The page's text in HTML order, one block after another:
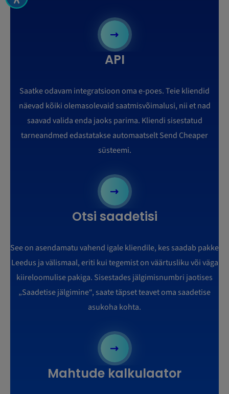
API
Saatke odavam integratsioon oma e-poes. Teie kliendid
näevad kõiki olemasolevaid saatmisvõimalusi, nii et nad
saavad valida enda jaoks parima. Kliendi sisestatud
tarneandmed edastatakse automaatselt Send Cheaper
süsteemi.
Otsi saadetisi
See on asendamatu vahend igale kliendile, kes saadab pakke
Leedus ja välismaal, eriti kui tegemist on väärtusliku või väga
kiireloomulise pakiga. Sisestades jälgimisnumbri jaotises
„Saadetise jälgimine“, saate täpset teavet oma saadetise
asukoha kohta.
Mahtude kalkulaator